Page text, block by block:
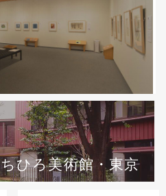
ちひろ美術館・東京